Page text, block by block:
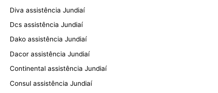
Diva assistência Jundiaí
Dcs assistência Jundiaí
Dako assistência Jundiaí
Dacor assistência Jundiaí
Continental assistência Jundiaí
Consul assistência Jundiaí